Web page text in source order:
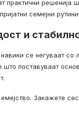
практични решенија
семејни рутини.
и
се негуваат
што поставуваат
Закажете